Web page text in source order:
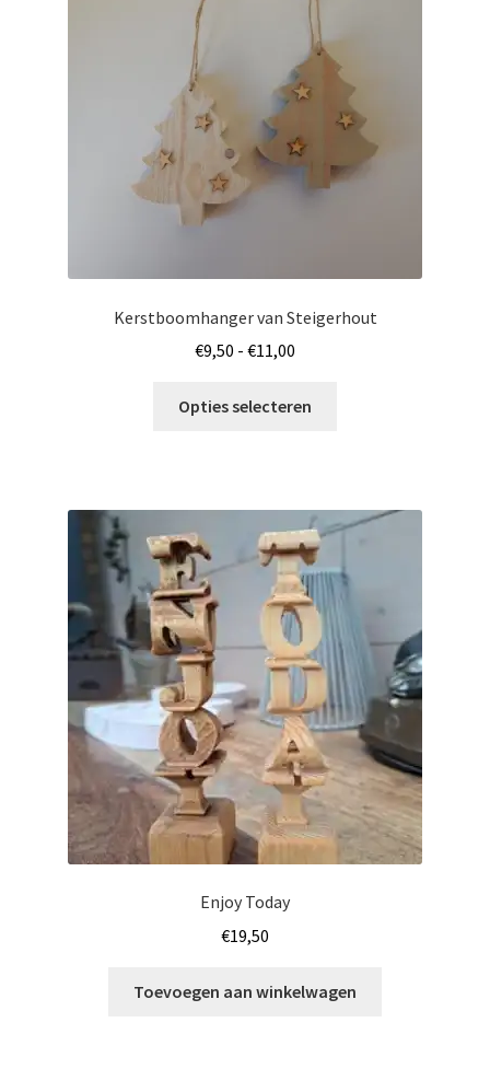
worden
op
de
productpagina
Kerstboomhanger van Steigerhout
€9,50 - €11,00
tot
Opties selecteren
Deze
kan
gekozen
worden
op
de
productpagina
Enjoy Today
€19,50
Toevoegen aan winkelwagen